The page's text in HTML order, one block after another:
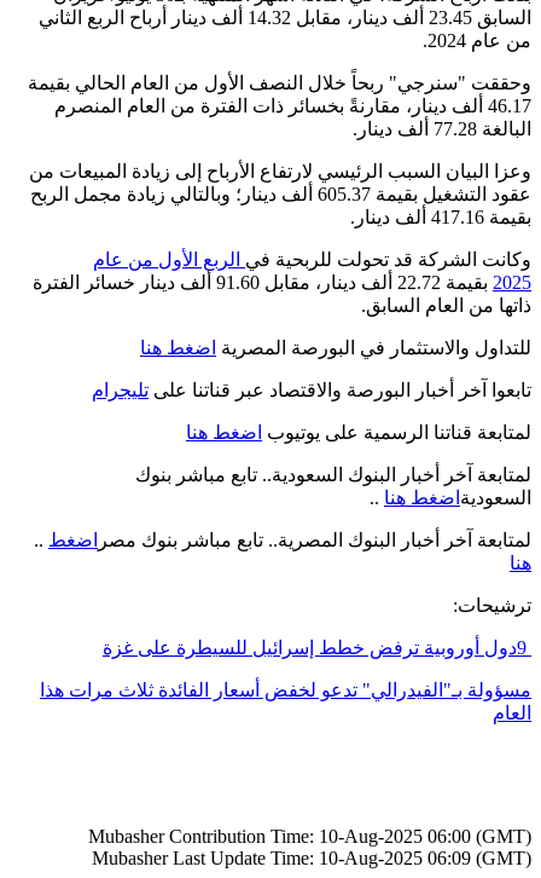
السابق 23.45 ألف دينار، مقابل 14.32 ألف دينار أرباح الربع الثاني
من عام 2024.
وحققت "سنرجي" ربحاً خلال النصف الأول من العام الحالي بقيمة
46.17 ألف دينار، مقارنةً بخسائر ذات الفترة من العام المنصرم
البالغة 77.28 ألف دينار.
وعزا البيان السبب الرئيسي لارتفاع الأرباح إلى زيادة المبيعات من
عقود التشغيل بقيمة 605.37 ألف دينار؛ وبالتالي زيادة مجمل الربح
بقيمة 417.16 ألف دينار.
وكانت الشركة قد تحولت للربحية في الربع الأول من عام
2025
بقيمة 22.72 ألف دينار، مقابل 91.60 ألف دينار خسائر الفترة
ذاتها من العام السابق.
للتداول والاستثمار في البورصة المصرية اضغط هنا
تابعوا آخر أخبار البورصة والاقتصاد عبر قناتنا على تليجرام
لمتابعة قناتنا الرسمية على يوتيوب اضغط هنا
لمتابعة آخر أخبار البنوك السعودية.. تابع مباشر بنوك
السعودية
.. اضغط هنا
لمتابعة آخر أخبار البنوك المصرية.. تابع مباشر بنوك مصر .. اضغط
هنا
ترشيحات:
9دول أوروبية ترفض خطط إسرائيل للسيطرة على غزة
مسؤولة بـ"الفيدرالي" تدعو لخفض أسعار الفائدة ثلاث مرات هذا
العام
Mubasher Contribution Time: 10-Aug-2025 06:00 (GMT)
Mubasher Last Update Time: 10-Aug-2025 06:09 (GMT)